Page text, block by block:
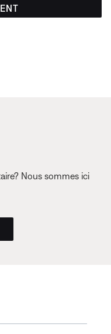
Nous sommes ici